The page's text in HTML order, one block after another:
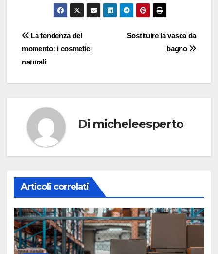
Navigazione
articoli
Sostituire la vasca da
bagno
La tendenza del
momento: i cosmetici
naturali
Di micheleesperto
Articoli correlati